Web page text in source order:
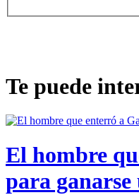
Te puede
El hombre
para